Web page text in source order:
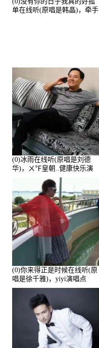
单在线听(原唱是韩晶)，牵手
(0)冰雨在线听(原唱是刘德
华)，ㄨ℉皇朝..健康快乐演
唱点播:26643次
(0)你来得正是时候在线听(原
唱是徐千雅)，yiyi演唱点
播:21991次